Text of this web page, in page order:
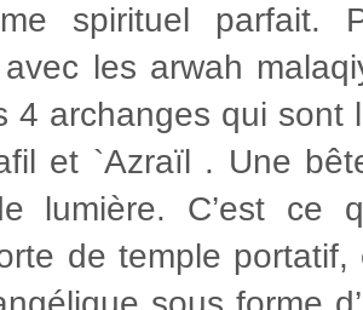
spirituel
les arwah
4 archanges qui sont
et `Azraïl . Une
lumière. C’est ce
de temple